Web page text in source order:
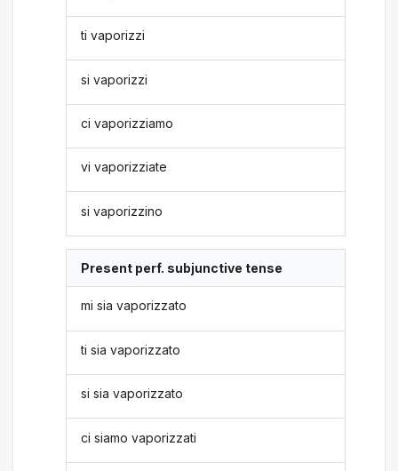
ti vaporizzi
si vaporizzi
ci vaporizziamo
vi vaporizziate
si vaporizzino
Present perf. subjunctive tense
mi sia vaporizzato
ti sia vaporizzato
si sia vaporizzato
ci siamo vaporizzati